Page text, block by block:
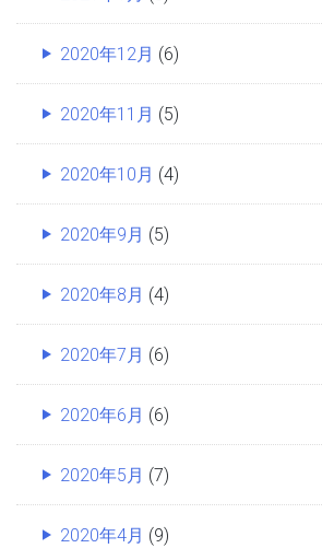
2020年12月 (6)
2020年11月 (5)
2020年10月 (4)
2020年9月 (5)
2020年8月 (4)
2020年7月 (6)
2020年6月 (6)
2020年5月 (7)
2020年4月 (9)